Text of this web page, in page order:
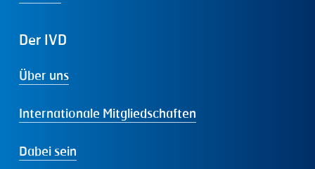
Der IVD
Über uns
Internationale Mitgliedschaften
Dabei sein